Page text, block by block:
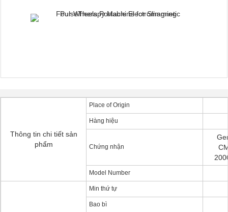
Thông tin chi tiết sản
phẩm
Place of Origin
Hàng hiệu
Chứng nhận
Model Number
Min thứ tự
Bao bì